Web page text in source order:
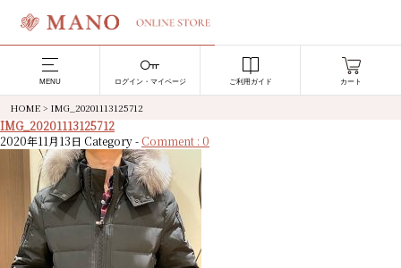
MENU ログイン・マイページ ご利用ガイド カート
HOME > IMG_20201113125712
IMG_20201113125712
2020年11月13日 Category - Comment : 0